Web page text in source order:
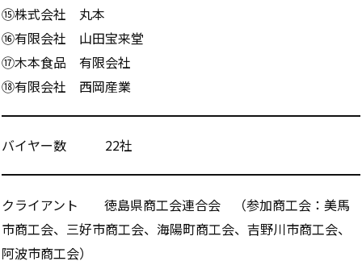
⑮株式会社 丸本
⑯有限会社 山田宝来堂
⑰木本食品 有限会社
⑱有限会社 西岡産業
バイヤー数 22社
クライアント 徳島県商工会連合会 （参加商工会：美馬
市商工会、三好市商工会、海陽町商工会、吉野川市商工会、
阿波市商工会）